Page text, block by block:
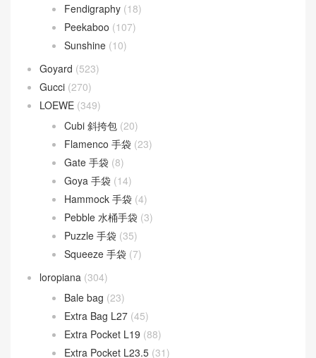
Fendigraphy (18)
Peekaboo (107)
Sunshine (10)
Goyard (523)
Gucci (270)
LOEWE (349)
Cubi 斜挎包 (20)
Flamenco 手袋 (23)
Gate 手袋 (8)
Goya 手袋 (14)
Hammock 手袋 (4)
Pebble 水桶手袋 (3)
Puzzle 手袋 (35)
Squeeze 手袋 (7)
loropiana (304)
Bale bag (23)
Extra Bag L27 (45)
Extra Pocket L19 (88)
Extra Pocket L23.5 (31)